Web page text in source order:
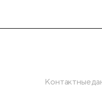
Контактные